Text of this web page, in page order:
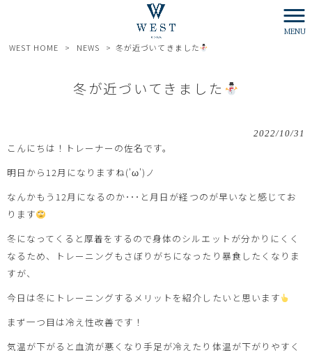
MENU
WEST HOME > NEWS > 冬が近づいてきました
冬が近づいてきました
2022/10/31
こんにちは！トレーナーの佐名です。
明日から12月になりますね('ω')ノ
なんかもう12月になるのか･･･と月日が経つのが早いなと感じてお
ります
冬になってくると厚着をするので身体のシルエットが分かりにくく
なるため、トレーニングもさぼりがちになったり暴食したくなりま
すが、
今日は冬にトレーニングするメリットを紹介したいと思います
まず一つ目は冷え性改善です！
気温が下がると血流が悪くなり手足が冷えたり体温が下がりやすく